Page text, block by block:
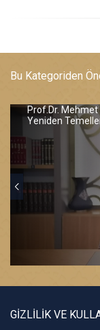
Bu Kategoriden
Prof.Dr.
Yeniden
GİZLİLİK VE